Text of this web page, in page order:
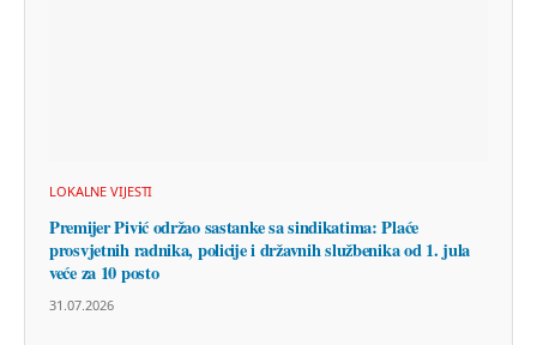
LOKALNE VIJESTI
Premijer Pivić održao sastanke sa sindikatima: Plaće
prosvjetnih radnika, policije i državnih službenika od 1. jula
veće za 10 posto
31.07.2026